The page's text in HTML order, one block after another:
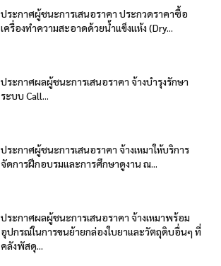
ประกาศผู้ชนะการเสนอราคา ประกวดราคาซื้อ
เครื่องทำความสะอาดด้วยน้ำแข็งแห้ง (Dry...
ประกาศผลผู้ชนะการเสนอราคา จ้างบำรุงรักษา
ระบบ Call...
ประกาศผู้ชนะการเสนอราคา จ้างเหมาให้บริการ
จัดการฝึกอบรมและการศึกษาดูงาน ณ...
ประกาศผลผู้ชนะการเสนอราคา จ้างเหมาพร้อม
อุปกรณ์ในการขนย้ายกล่องใบยาและวัตถุดิบอื่นๆ ที่
คลังพัสดุ...